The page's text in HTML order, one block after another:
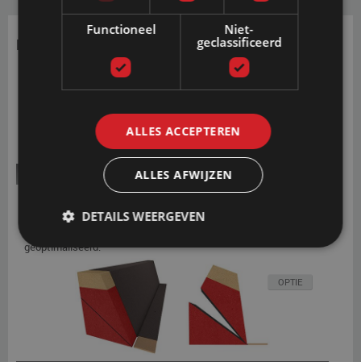
Foamranden
Softside HR RG40
een ventilerende non-woven laag bekleed. Hierdoor blijft het model
geoptimaliseerd.
OPTIE
Functioneel
Niet-
geclassificeerd
ALLES ACCEPTEREN
ALLES AFWIJZEN
DETAILS WEERGEVEN